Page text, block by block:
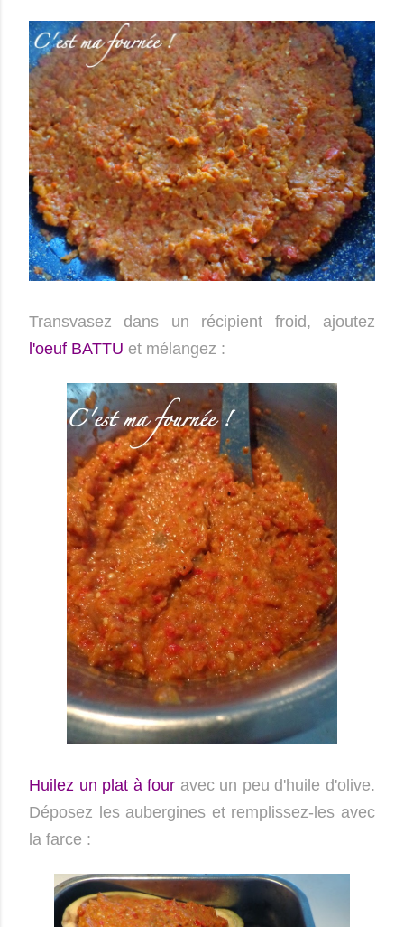
Transvasez dans un récipient froid, ajoutez
l'oeuf BATTU et mélangez :
Huilez un plat à four avec un peu d'huile d'olive.
Déposez les aubergines et remplissez-les avec
la farce :